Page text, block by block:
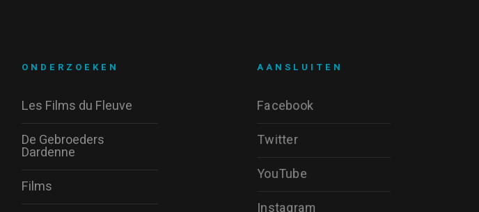
AANSLUITEN
Facebook
Twitter
YouTube
Instagram
ONDERZOEKEN
Les Films du Fleuve
De Gebroeders
Dardenne
Films